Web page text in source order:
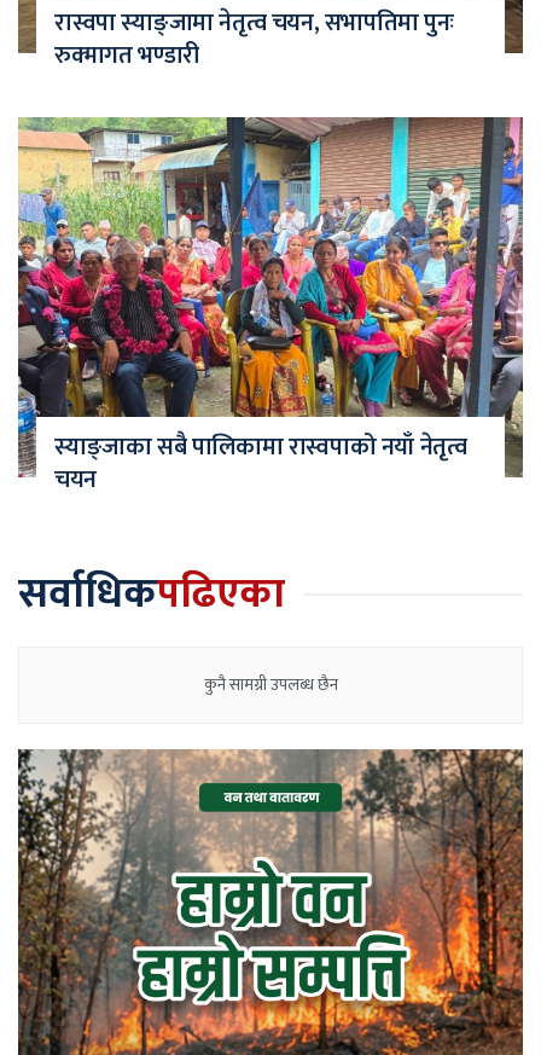
रास्वपा स्याङ्जामा नेतृत्व चयन, सभापतिमा पुनः
रुक्मागत भण्डारी
स्याङ्जाका सबै पालिकामा रास्वपाको नयाँ नेतृत्व
चयन
सर्वाधिकपढिएका
कुनै सामग्री उपलब्ध छैन